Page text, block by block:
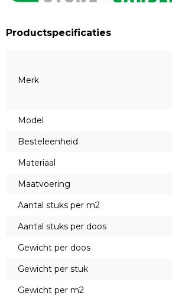
Productspecificaties
Merk
Model
Besteleenheid
Materiaal
Maatvoering
Aantal stuks per m2
Aantal stuks per doos
Gewicht per doos
Gewicht per stuk
Gewicht per m2